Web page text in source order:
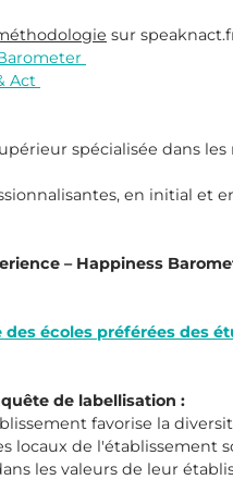
sur
Act
spécialisée dans
en initial
– Happiness
des écoles préférées des
de labellisation :
favorise la
de l'établissement
les valeurs de leur